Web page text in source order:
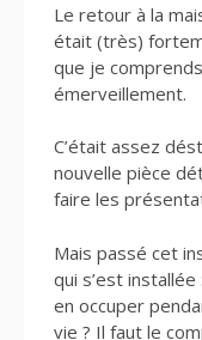
Le retour à la
était (très)
que je
émerveillement.
C’était assez
nouvelle pièce
faire les
Mais passé cet
qui s’est
en occuper
vie ? Il faut le